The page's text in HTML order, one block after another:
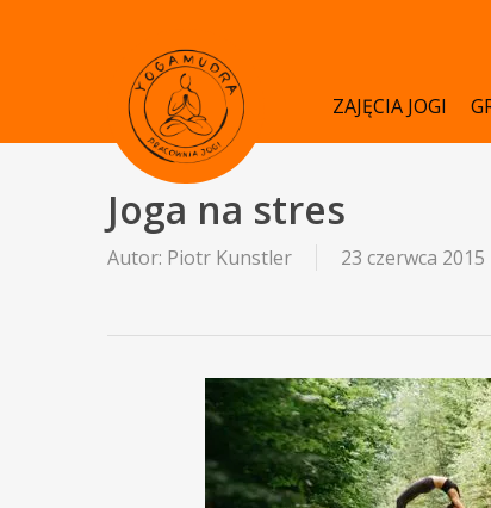
ZAJĘCIA JOGI
Joga na stres
Autor: Piotr Kunstler 23 czerwca 2015